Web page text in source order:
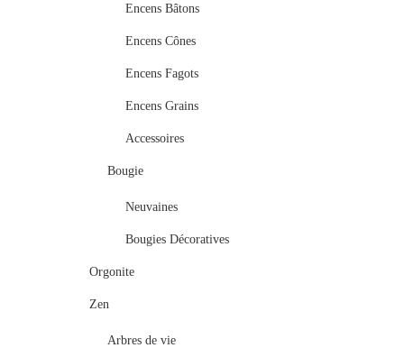
Encens Bâtons
Encens Cônes
Encens Fagots
Encens Grains
Accessoires
Bougie
Neuvaines
Bougies Décoratives
Orgonite
Zen
Arbres de vie